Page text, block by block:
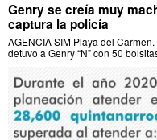
Genry se creía muy
captura la policía
AGENCIA SIM Playa del
detuvo a Genry “N” con 50